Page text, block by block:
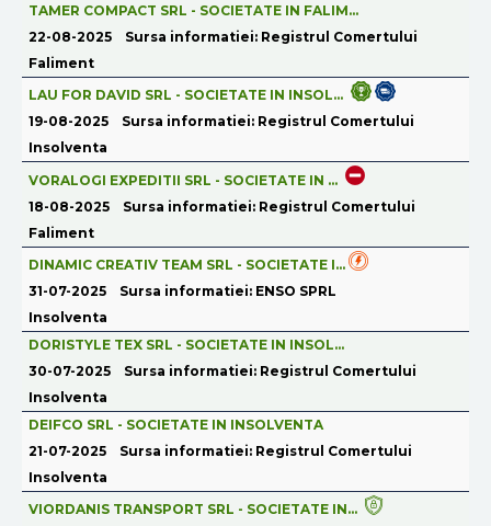
22-08-2025
TAMER COMPACT SRL - SOCIETATE IN FALIM...
Sursa informatiei: Registrul Comertului
Faliment
19-08-2025
LAU FOR DAVID SRL - SOCIETATE IN INSOL...
Sursa informatiei: Registrul Comertului
Insolventa
18-08-2025
VORALOGI EXPEDITII SRL - SOCIETATE IN ...
Sursa informatiei: Registrul Comertului
Faliment
31-07-2025
DINAMIC CREATIV TEAM SRL - SOCIETATE I...
Sursa informatiei: ENSO SPRL
Insolventa
30-07-2025
DORISTYLE TEX SRL - SOCIETATE IN INSOL...
Sursa informatiei: Registrul Comertului
Insolventa
21-07-2025
DEIFCO SRL - SOCIETATE IN INSOLVENTA
Sursa informatiei: Registrul Comertului
Insolventa
VIORDANIS TRANSPORT SRL - SOCIETATE IN...